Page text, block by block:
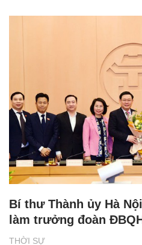
THỜI SỰ
Bí thư Thành ủy Hà
làm trưởng đoàn